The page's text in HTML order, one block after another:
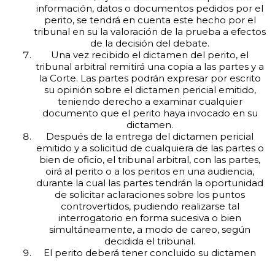
información, datos o documentos pedidos por el
perito, se tendrá en cuenta este hecho por el
tribunal en su la valoración de la prueba a efectos
de la decisión del debate.
Una vez recibido el dictamen del perito, el
tribunal arbitral remitirá una copia a las partes y a
la Corte. Las partes podrán expresar por escrito
su opinión sobre el dictamen pericial emitido,
teniendo derecho a examinar cualquier
documento que el perito haya invocado en su
dictamen.
Después de la entrega del dictamen pericial
emitido y a solicitud de cualquiera de las partes o
bien de oficio, el tribunal arbitral, con las partes,
oirá al perito o a los peritos en una audiencia,
durante la cual las partes tendrán la oportunidad
de solicitar aclaraciones sobre los puntos
controvertidos, pudiendo realizarse tal
interrogatorio en forma sucesiva o bien
simultáneamente, a modo de careo, según
decidida el tribunal.
El perito deberá tener concluido su dictamen